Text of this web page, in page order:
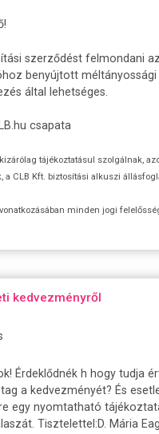
szerződést felmondani
benyújtott méltányossági
által lehetséges.
csapata
tájékoztatásul szolgálnak,
a CLB Kft. biztosítási alkuszi
minden jogi
kedvezményről
Érdeklődnék h hogy tudja
a kedvezményét? És
egy nyomtatható
Tisztelettel:D. Mária